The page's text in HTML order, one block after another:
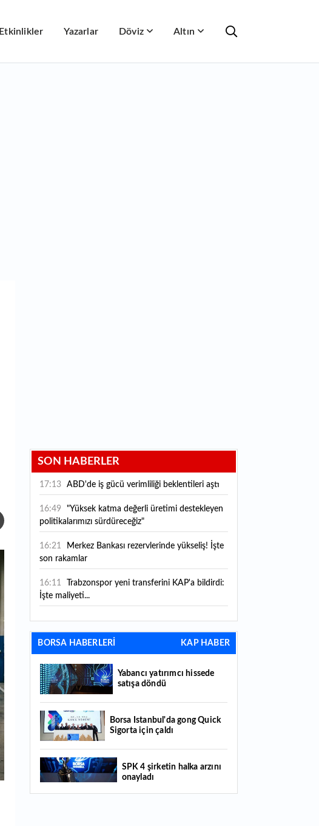
Etkinlikler Yazarlar Döviz Altın
SON HABERLER
17:13 ABD'de iş gücü verimliliği beklentileri aştı
16:49
"Yüksek katma değerli üretimi destekleyen
politikalarımızı sürdüreceğiz"
16:21
son rakamlar
16:11
İşte maliyeti...
16:09 TMO 2026-2027 fındık alım fiyatlarını
açıkladı!
geriledi
15:07 Yabancı yatırımcı hissede satışa döndü
14:39
liraya geriledi
14:29 Türkiye'de her 4 kişiden 3'ü internet
bankacılığı kullanıyor
14:26 Türkiye'nin 2026 dijital karnesi: En çok
BORSA HABERLERİ KAP HABER
Yabancı yatırımcı hissede
satışa döndü
Borsa İstanbul'da gong Quick
Sigorta için çaldı
SPK 4 şirketin halka arzını
onayladı